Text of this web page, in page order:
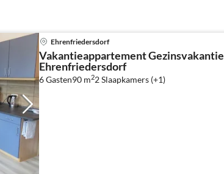
Ehrenfriedersdorf
Vakantieappartement Gezinsvakantie
Ehrenfriedersdorf
6 Gasten90 m22Slaapkamers (+1)